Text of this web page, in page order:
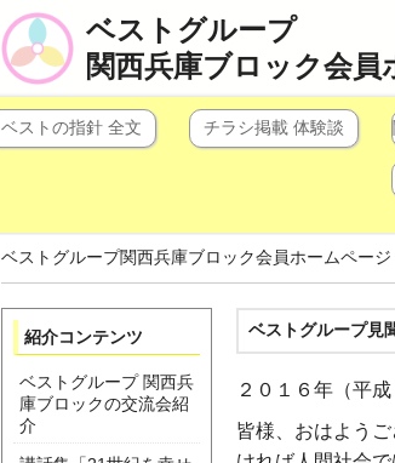
ベストグループ
関西兵庫ブロック会員
ベストの指針 全文 チラシ掲載 体験談
ベストグループ関西兵庫ブロック会員ホームページ
紹介コンテンツ
ベストグループ 関西兵
庫ブロックの交流会紹
介
ベストグループ見
２０１６年（平
皆様、おはよう